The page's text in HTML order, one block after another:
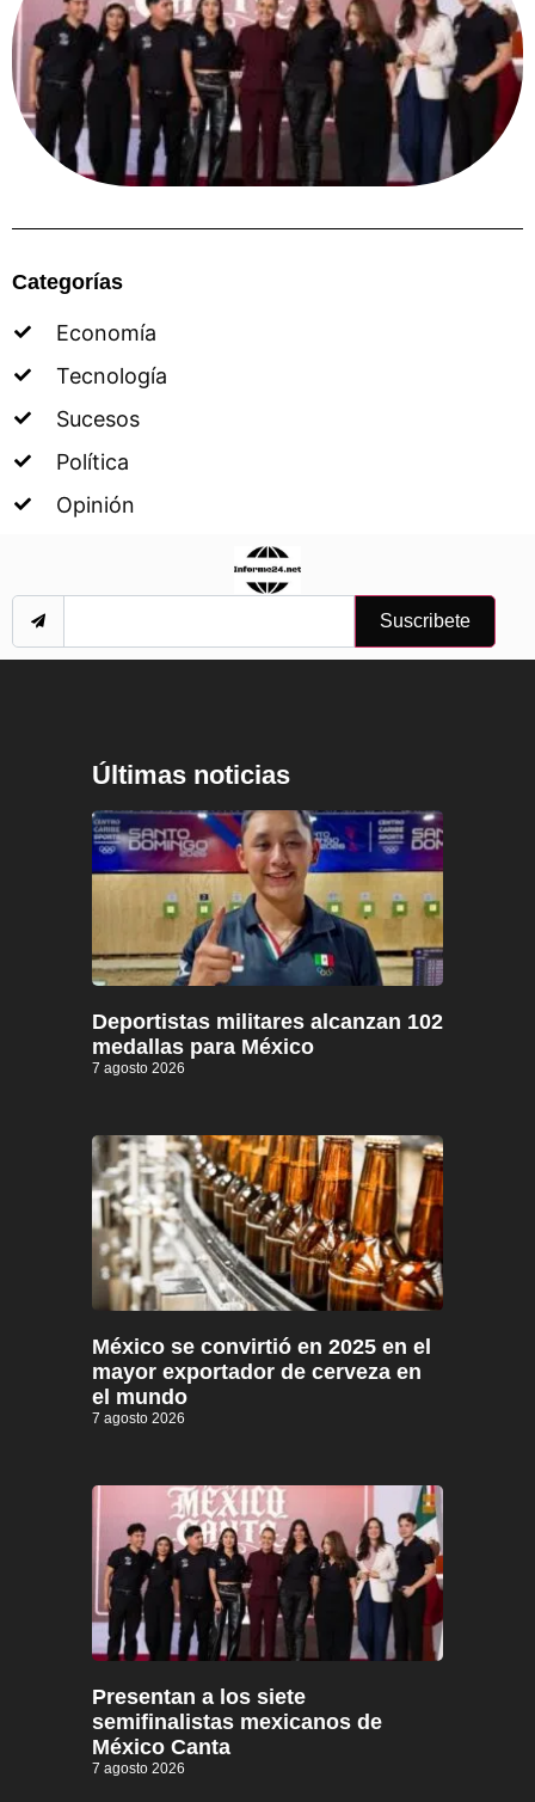
Categorías
Economía
Tecnología
Sucesos
Política
Opinión
Suscribete
Últimas noticias
Deportistas militares alcanzan 102
medallas para México
7 agosto 2026
México se convirtió en 2025 en el
mayor exportador de cerveza en
el mundo
7 agosto 2026
Presentan a los siete
semifinalistas mexicanos de
México Canta
7 agosto 2026